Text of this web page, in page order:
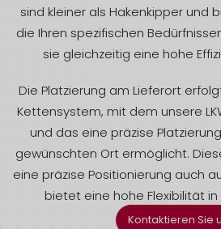
sind kleiner als Hakenkipper und
die Ihren spezifischen
sie gleichzeitig eine hohe
Die Platzierung am Lieferort
Kettensystem, mit dem unsere
und das eine präzise
gewünschten Ort ermöglicht.
eine präzise Positionierung auch
bietet eine hohe Flexibilität
Kontaktieren Sie